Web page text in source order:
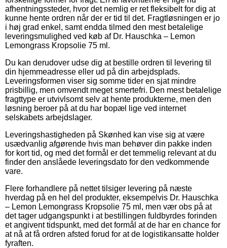
afhentningssteder, hvor det nemlig er ret fleksibelt for dig at
kunne hente ordren når der er tid til det. Fragtløsningen er jo
i høj grad enkel, samt endda tilmed den mest betalelige
leveringsmulighed ved køb af Dr. Hauschka – Lemon
Lemongrass Kropsolie 75 ml.
Du kan derudover udse dig at bestille ordren til levering til
din hjemmeadresse eller ud på din arbejdsplads.
Leveringsformen viser sig somme tider en sjat mindre
prisbillig, men omvendt meget smertefri. Den mest betalelige
fragttype er utvivlsomt selv at hente produkterne, men den
løsning beroer på at du har bopæl lige ved internet
selskabets arbejdslager.
Leveringshastigheden på Skønhed kan vise sig at være
usædvanlig afgørende hvis man behøver din pakke inden
for kort tid, og med det formål er det temmelig relevant at du
finder den anslåede leveringsdato for den vedkommende
vare.
Flere forhandlere på nettet tilsiger levering på næste
hverdag på en hel del produkter, eksempelvis Dr. Hauschka
– Lemon Lemongrass Kropsolie 75 ml, men vær obs på at
det tager udgangspunkt i at bestillingen fuldbyrdes forinden
et angivent tidspunkt, med det formål at de har en chance for
at nå at få ordren afsted forud for at de logistikansatte holder
fyraften.